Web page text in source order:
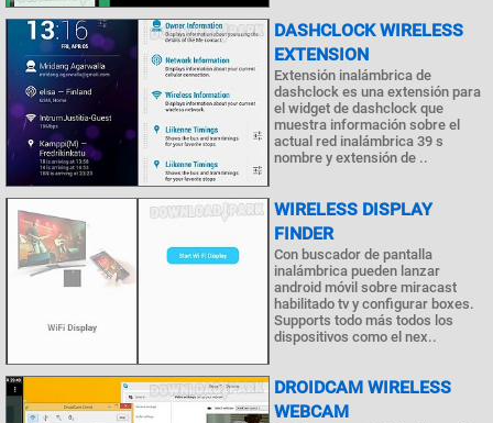
DASHCLOCK WIRELESS
EXTENSION
Extensión inalámbrica de
dashclock es una extensión para
el widget de dashclock que
muestra información sobre el
actual red inalámbrica 39 s
nombre y extensión de ..
WIRELESS DISPLAY
FINDER
Con buscador de pantalla
inalámbrica pueden lanzar
android móvil sobre miracast
habilitado tv y configurar boxes.
Supports todo más todos los
dispositivos como el nex..
DROIDCAM WIRELESS
WEBCAM